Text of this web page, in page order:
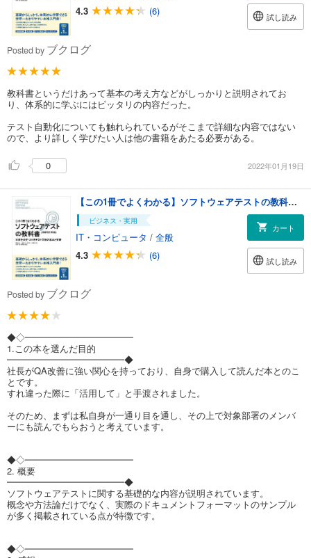
4.3
(6) 試し読み
Posted by ブクログ
教科書というだけあって基本の考え方などがしっかりと説明されてお
り、体系的に学ぶにはピッタリの内容だった。
テスト自動化についても触れられているがそこまで詳細な内容ではない
ので、より詳しく学びたい人は他の書籍をあたる必要がある。
0 2022年01月19日
【この1冊でよくわかる】ソフトウェアテストの教科書 ［増補改訂 第２版］
ビジネス・実用
IT・コンピュータ / 全般
4.3
(6)
カート
試し読み
Posted by ブクログ
◆◇━━━━━━━━━━━━
1.この本を選んだ目的
━━━━━━━━━━━━━◆
社長がQA改善に強い関心を持っており、自身で購入して読んだ本とのこ
とです。
すれ違った際に「活用して」と手渡されました。
そのため、まずは私自身が一通り目を通し、その上で対象部署のメンバ
ーにも読んでもらおうと考えています。
◆◇━━━━━━━━━━━━
2. 概要
━━━━━━━━━━━━━◆
ソフトウェアテストに関する基礎的な内容が説明されています。
概念や方法論だけでなく、実際のドキュメントフォーマットのサンプル
が多く掲載されている点が特徴です。
◆◇━━━━━━━━━━━━